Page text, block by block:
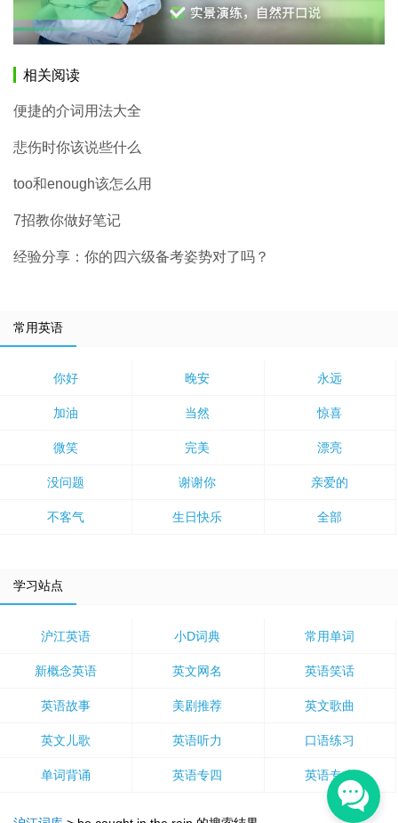
相关阅读
便捷的介词用法大全
悲伤时你该说些什么
too和enough该怎么用
7招教你做好笔记
经验分享：你的四六级备考姿势对了吗？
常用英语
你好 晚安 永远
加油 当然 惊喜
微笑 完美 漂亮
没问题 谢谢你 亲爱的
不客气 生日快乐 全部
学习站点
沪江英语 小D词典 常用单词
新概念英语 英文网名 英语笑话
英语故事 美剧推荐 英文歌曲
英文儿歌 英语听力 口语练习
单词背诵 英语专四 英语专八